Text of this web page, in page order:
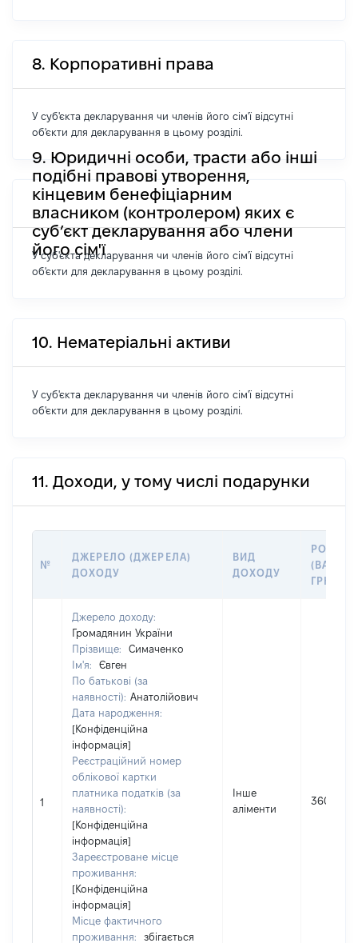
8. Корпоративні права
У суб'єкта декларування чи членів його сім'ї відсутні
об'єкти для декларування в цьому розділі.
9. Юридичні особи, трасти або інші
подібні правові утворення,
кінцевим бенефіціарним
власником (контролером) яких є
суб’єкт декларування або члени
його сім'ї
У суб'єкта декларування чи членів його сім'ї відсутні
об'єкти для декларування в цьому розділі.
10. Нематеріальні активи
У суб'єкта декларування чи членів його сім'ї відсутні
об'єкти для декларування в цьому розділі.
11. Доходи, у тому числі подарунки
№
ДЖЕРЕЛО (ДЖЕРЕЛА)
ДОХОДУ
ВИД
ДОХОДУ
РОЗМІР
ГРН
1
Джерело доходу:
Громадянин України
Прізвище:
Симаченко
Ім'я:
Євген
По батькові (за
наявності): Анатолійович
Дата народження:
[Конфіденційна
інформація]
Реєстраційний номер
облікової картки
платника податків (за
наявності):
[Конфіденційна
інформація]
Зареєстроване місце
проживання:
[Конфіденційна
інформація]
Місце фактичного
проживання:
збігається
Інше
аліменти
36000